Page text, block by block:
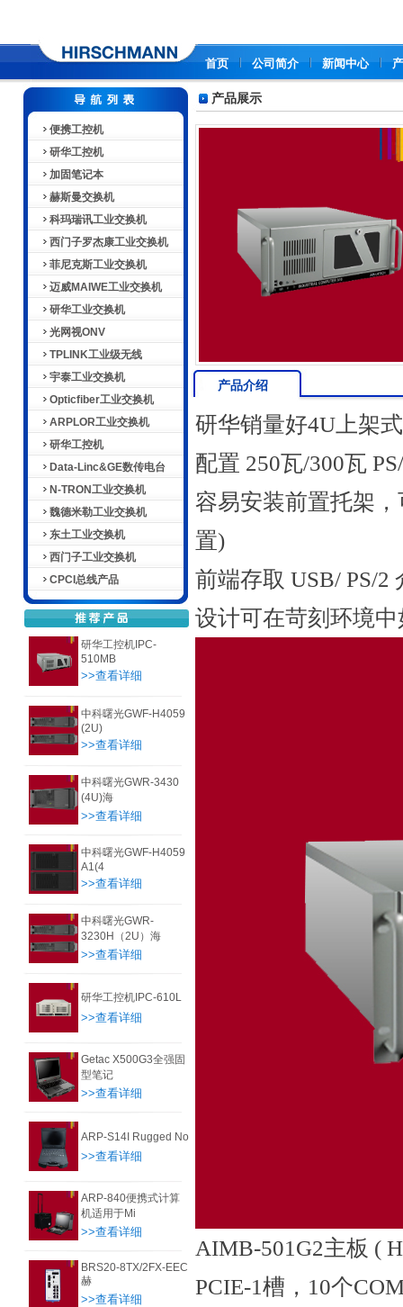
首页 公司简介 新闻中心
便携工控机
研华工控机
加固笔记本
赫斯曼交换机
科玛瑞讯工业交换机
西门子罗杰康工业交换机
菲尼克斯工业交换机
迈威MAIWE工业交换机
研华工业交换机
光网视ONV
TPLINK工业级无线
宇泰工业交换机
Opticfiber工业交换机
ARPLOR工业交换机
研华工控机
Data-Linc&GE数传电台
N-TRON工业交换机
魏德米勒工业交换机
东土工业交换机
西门子工业交换机
CPCI总线产品
研华工控机IPC-
510MB
>>查看详细
中科曙光GWF-H4059
(2U)
>>查看详细
中科曙光GWR-3430
(4U)海
>>查看详细
中科曙光GWF-H4059
A1(4
>>查看详细
中科曙光GWR-
3230H（2U）海
>>查看详细
研华工控机IPC-610L
>>查看详细
Getac X500G3全强固
型笔记
>>查看详细
ARP-S14I Rugged No
>>查看详细
ARP-840便携式计算
机适用于Mi
>>查看详细
BRS20-8TX/2FX-EEC
赫
>>查看详细
产品展示
产品介绍
研华销量好4U上架
配置 250瓦/300瓦
容易安装前置托架
置)
前端存取 USB/ PS/2
设计可在苛刻环境
AIMB-501G2主板 (
PCIE-1槽，10个